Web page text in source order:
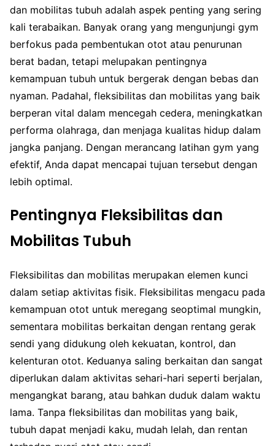
dan mobilitas tubuh adalah aspek penting yang sering
kali terabaikan. Banyak orang yang mengunjungi gym
berfokus pada pembentukan otot atau penurunan
berat badan, tetapi melupakan pentingnya
kemampuan tubuh untuk bergerak dengan bebas dan
nyaman. Padahal, fleksibilitas dan mobilitas yang baik
berperan vital dalam mencegah cedera, meningkatkan
performa olahraga, dan menjaga kualitas hidup dalam
jangka panjang. Dengan merancang latihan gym yang
efektif, Anda dapat mencapai tujuan tersebut dengan
lebih optimal.
Pentingnya Fleksibilitas dan
Mobilitas Tubuh
Fleksibilitas dan mobilitas merupakan elemen kunci
dalam setiap aktivitas fisik. Fleksibilitas mengacu pada
kemampuan otot untuk meregang seoptimal mungkin,
sementara mobilitas berkaitan dengan rentang gerak
sendi yang didukung oleh kekuatan, kontrol, dan
kelenturan otot. Keduanya saling berkaitan dan sangat
diperlukan dalam aktivitas sehari-hari seperti berjalan,
mengangkat barang, atau bahkan duduk dalam waktu
lama. Tanpa fleksibilitas dan mobilitas yang baik,
tubuh dapat menjadi kaku, mudah lelah, dan rentan